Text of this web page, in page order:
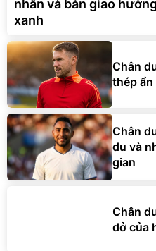
nhẫn và bản giao
xanh
Chân
thép
Chân
du và
gian
Chân
dở của